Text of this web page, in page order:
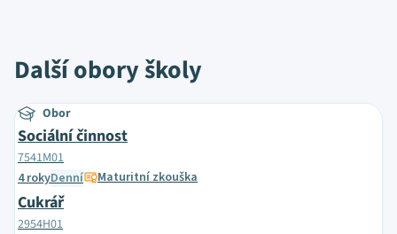
Další obory školy
Obor
Sociální činnost
7541M01
4 rokyDenní Maturitní zkouška
Cukrář
2954H01